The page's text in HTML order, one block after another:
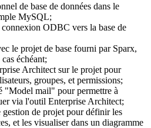
de base de données dans le
MySQL;
ODBC vers la base de
le projet de base fourni par Sparx,
échéant;
Architect sur le projet pour
groupes, et permissions;
"Model mail" pour permettre à
via l'outil Enterprise Architect;
de projet pour définir les
et les visualiser dans un diagramme